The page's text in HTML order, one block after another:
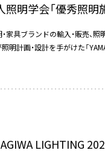
明学会「優秀照明
具ブランドの輸入・販売、照
照明計画・設計を手がけた「
LIGHTING